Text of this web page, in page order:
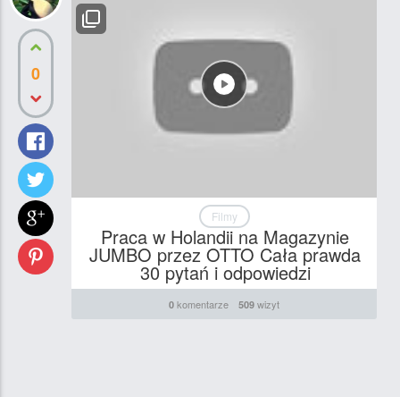
0
Filmy
Praca w Holandii na Magazynie
JUMBO przez OTTO Cała prawda
30 pytań i odpowiedzi
0 komentarze 509 wizyt